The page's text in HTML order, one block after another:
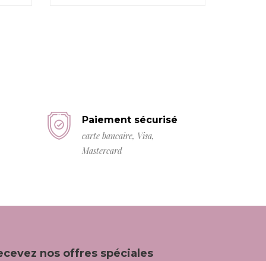
Paiement sécurisé
carte bancaire, Visa,
Mastercard
nos offres spéciales